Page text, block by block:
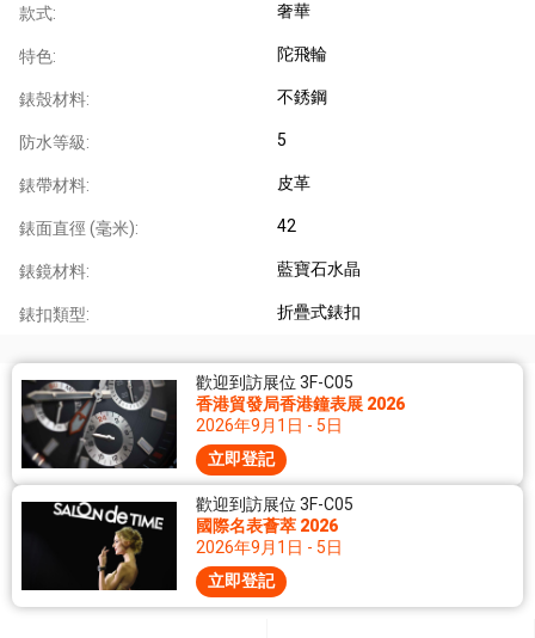
款式: 奢華
特色: 陀飛輪
錶殼材料: 不銹鋼
防水等級: 5
錶帶材料: 皮革
錶面直徑 (毫米): 42
錶鏡材料: 藍寶石水晶
錶扣類型: 折疊式錶扣
歡迎到訪展位 3F-C05
香港貿發局香港鐘表展 2026
2026年9月1日 - 5日
立即登記
歡迎到訪展位 3F-C05
國際名表薈萃 2026
2026年9月1日 - 5日
立即登記